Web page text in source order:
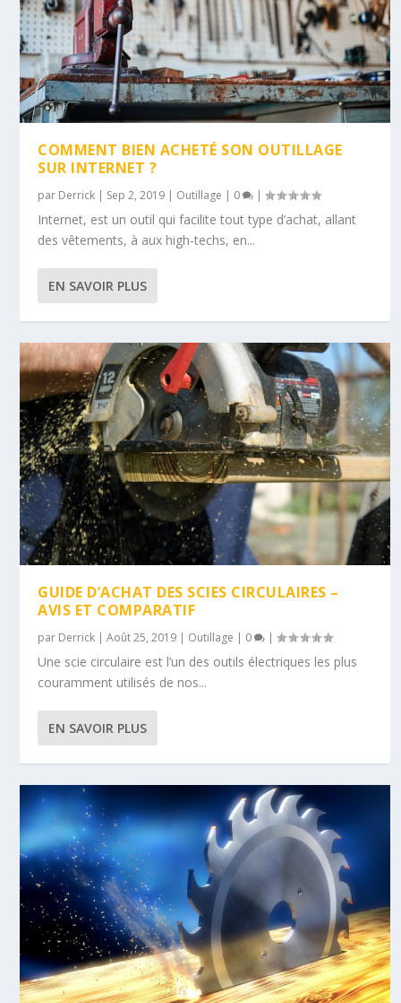
COMMENT BIEN ACHETÉ SON OUTILLAGE
SUR INTERNET ?
par Derrick | Sep 2, 2019 | Outillage | 0 |
Internet, est un outil qui facilite tout type d’achat, allant
des vêtements, à aux high-techs, en...
EN SAVOIR PLUS
GUIDE D’ACHAT DES SCIES CIRCULAIRES –
AVIS ET COMPARATIF
par Derrick |Août 25, 2019 | Outillage | 0 |
Une scie circulaire est l’un des outils électriques les plus
couramment utilisés de nos...
EN SAVOIR PLUS